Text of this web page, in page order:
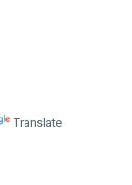
Translate